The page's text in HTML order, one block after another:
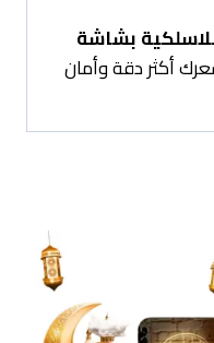
بشاشة
أكثر دقة وأمان